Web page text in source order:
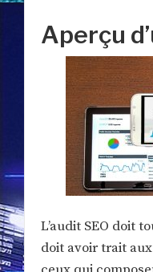
Aperçu
L’audit SEO doit
doit avoir trait